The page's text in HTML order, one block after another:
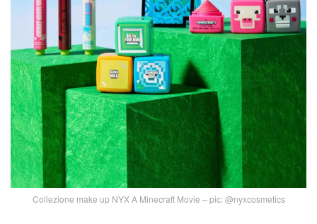
Collezione make up NYX A Minecraft Movie – pic: @nyxcosmetics